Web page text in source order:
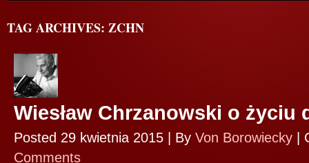
TAG ARCHIVES: ZCHN
Wiesław Chrzanowski o życiu
Posted 29 kwietnia 2015 | By Von Borowiecky
Comments